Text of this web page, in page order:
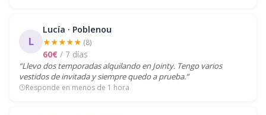
L
Lucía · Poblenou
★★★★★ (8)
60€ / 7 días
“Llevo dos temporadas alquilando en Jointy. Tengo varios
vestidos de invitada y siempre quedo a prueba.”
Responde en menos de 1 hora